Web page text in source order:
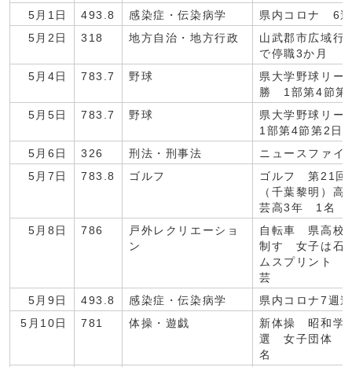
5月1日
493.8 感染症・伝染病学
県内コロナ 6
5月2日
318 地方自治・地方行政
山武郡市広域
で停職3か月
5月4日
783.7 野球
県大学野球リ
勝 1部第4節第
5月5日
783.7 野球
県大学野球リ
1部第4節第2日
5月6日
326 刑法・刑事法
ニュースファ
5月7日
783.8 ゴルフ
ゴルフ 第21回
（千葉黎明）
芸高3年 1名
5月8日
786
戸外レクリエーショ
ン
自転車 県高
制す 女子は
ムスプリント
芸
5月9日
493.8 感染症・伝染病学
県内コロナ7週
5月10日
781 体操・遊戯
新体操 昭和学
選 女子団体
名